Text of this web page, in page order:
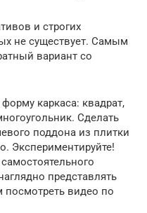
и строгих
не существует. Самым
вариант со
каркаса: квадрат,
Сделать
поддона из плитки
Экспериментируйте!
представлять
посмотреть видео по